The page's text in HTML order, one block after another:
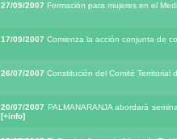
27/09/2007 Formación para mujeres en el
17/09/2007 Comienza la acción conjunta de
26/07/2007 Constitución del Comité
20/07/2007 PALMANARANJA abordará
[+info]